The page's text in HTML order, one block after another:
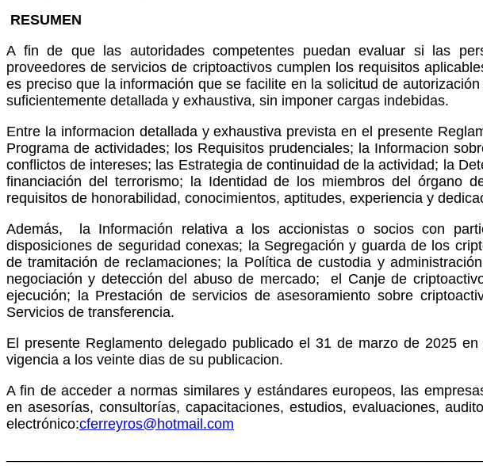
RESUMEN
A fin de que las autoridades competentes puedan evaluar si las
proveedores de servicios de criptoactivos cumplen los requisitos
es preciso que la información que se facilite en la solicitud de
suficientemente detallada y exhaustiva, sin imponer cargas indebidas.
Entre la informacion detallada y exhaustiva prevista en el presente
Programa de actividades; los Requisitos prudenciales; la Informacion
conflictos de intereses; las Estrategia de continuidad de la actividad; la
financiación del terrorismo; la Identidad de los miembros del órgano
requisitos de honorabilidad, conocimientos, aptitudes, experiencia y
Además, la Información relativa a los accionistas o socios con
disposiciones de seguridad conexas; la Segregación y guarda de los
de tramitación de reclamaciones; la Política de custodia y
negociación y detección del abuso de mercado; el Canje de
ejecución; la Prestación de servicios de asesoramiento sobre
Servicios de transferencia.
El presente Reglamento delegado publicado el 31 de marzo de 2025 en
vigencia a los veinte dias de su publicacion.
A fin de acceder a normas similares y estándares europeos, las
en asesorías, consultorías, capacitaciones, estudios, evaluaciones,
electrónico:cferreyros@hotmail.com